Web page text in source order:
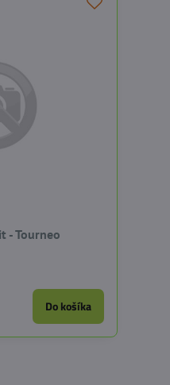
- Tourneo
Do košíka